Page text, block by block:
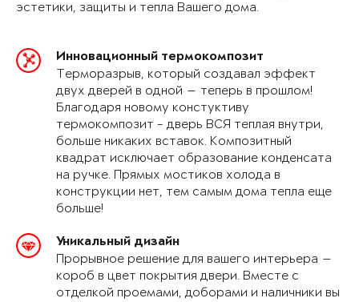
эстетики, защиты и тепла Вашего дома.
Инновационный термокомпозит
Терморазрыв, который создавал эффект
двух дверей в одной — теперь в прошлом!
Благодаря новому констуктиву
термокомпозит - дверь ВСЯ теплая внутри,
больше никаких вставок. Композитный
квадрат исключает образование конденсата
на ручке. Прямых мостиков холода в
конструкции нет, тем самым дома тепла еще
больше!
Уникальный дизайн
Прорывное решение для вашего интерьера —
короб в цвет покрытия двери. Вместе с
отделкой проемами, доборами и наличники вы